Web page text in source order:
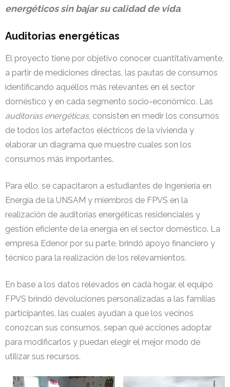
energéticos sin bajar su calidad de vida.
Auditorias energéticas
El proyecto tiene por objetivo conocer cuantitativamente,
a partir de mediciones directas, las pautas de consumos
identificando aquéllos más relevantes en el sector
doméstico y en cada segmento socio-económico. Las
auditorías energéticas, consisten en medir los consumos
de todos los artefactos eléctricos de la vivienda y
elaborar un diagrama que muestre cuales son los
consumos más importantes.
Para ello, se capacitaron a estudiantes de Ingeniería en
Energía de la UNSAM y miembros de FPVS en la
realización de auditorías energéticas residenciales y
gestión eficiente de la energía en el sector doméstico. La
empresa Edenor por su parte, brindó apoyo financiero y
técnico para la realización de los relevamientos.
En base a los datos relevados en cada hogar, el equipo
FPVS brindó devoluciones personalizadas a las familias
participantes, las cuales ayudan a que los vecinos
conozcan sus consumos, sepan qué acciones adoptar
para modificarlos y puedan elegir el mejor modo de
utilizar sus recursos.